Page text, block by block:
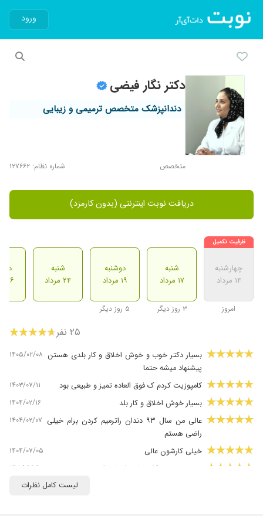
ورود
دکتر نگار فیضی
دندانپزشک متخصص ترمیمی و زیبایی
متخصص شماره نظام: ۱۲۷۶۶۲
دریافت نوبت اینترنتی (بدون کارمزد)
چهارشنبه
۱۴ مرداد
امروز
شنبه
۱۷ مرداد
۳ روز دیگر
دوشنبه
۱۹ مرداد
۵ روز دیگر
شنبه
۲۴ مرداد
۲۶ مرداد
۲۵ نفر
بسیار دکتر خوب و خوش اخلاق و کار بلدی هستن
پیشنهاد میشه حتما
۱۴۰۵/۰۲/۰۸
کامپوزیت کردم ک فوق العاده تمیز و طبیعی بود ۱۴۰۳/۰۷/۱۱
بسیار خوش اخلاق و کار بلد ۱۴۰۴/۰۲/۱۶
عالی من سال ۹۳ دندان راترمیم کردن برام خیلی
راضی هستم
۱۴۰۴/۰۲/۰۷
خیلی کارشون عالی ۱۴۰۴/۰۷/۰۵
دندون دوستم کار زیبایی انجام داده بود ن ۱۴۰۱/۰۹/۲۹
۱۴۰۰/۱۰/۱۲
لیست کامل نظرات